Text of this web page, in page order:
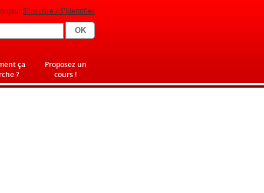
S'inscrire / S'identifier
ça
?
Proposez un
cours !